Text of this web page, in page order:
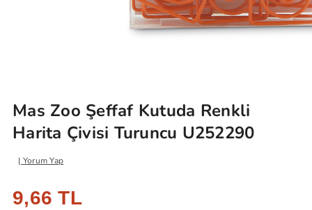
Mas Zoo Şeffaf Kutuda Renkli
Harita Çivisi Turuncu U252290
Yorum Yap
9,66 TL